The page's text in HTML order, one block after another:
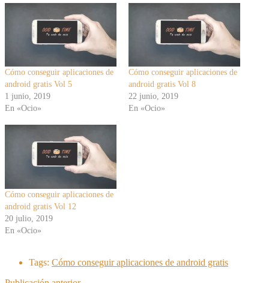
Cómo conseguir aplicaciones de
android gratis Vol 5
1 junio, 2019
En «Ocio»
Cómo conseguir aplicaciones de
android gratis Vol 8
22 junio, 2019
En «Ocio»
Cómo conseguir aplicaciones de
android gratis Vol 12
20 julio, 2019
En «Ocio»
Tags: Cómo conseguir aplicaciones de android gratis